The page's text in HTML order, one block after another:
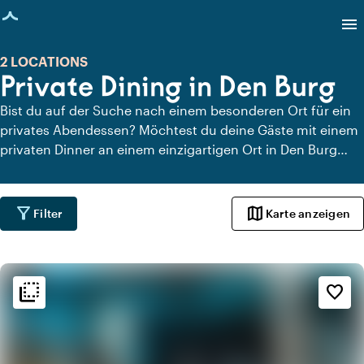
geladen
menu
Private Dining in Den Burg
2 LOCATIONS
Bist du auf der Suche nach einem besonderen Ort für ein
privates Abendessen? Möchtest du deine Gäste mit einem
privaten Dinner an einem einzigartigen Ort in Den Burg
einfach alle Locations in Den Burg, an denen du in aller
Ruhe dinieren kannst. Schau dir alle privaten Dining-
Locations für ein köstliches privates Dinner an.
filter_alt Filter map Karte anzeigen
flip_to_back favorite_border
flip_to_back Ambiente und Ästhetik
info
Industriell